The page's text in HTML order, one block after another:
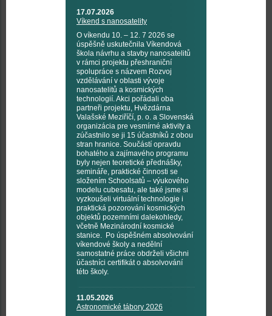
17.07.2026
Víkend s nanosatelity
O víkendu 10. – 12. 7 2026 se
úspěšně uskutečnila Víkendová
škola návrhu a stavby nanosatelitů
v rámci projektu přeshraniční
spolupráce s názvem Rozvoj
vzdělávání v oblasti vývoje
nanosatelitů a kosmických
technologií. Akci pořádali oba
partneři projektu, Hvězdárna
Valašské Meziříčí, p. o. a Slovenská
organizácia pre vesmírné aktivity a
zúčastnilo se ji 15 účastníků z obou
stran hranice. Součástí opravdu
bohatého a zajímavého programu
byly nejen teoretické přednášky,
semináře, praktické činnosti se
složením Schoolsatů – výukového
modelu cubesatu, ale také jsme si
vyzkoušeli virtuální technologie i
praktická pozorování kosmických
objektů pozemními dalekohledy,
včetně Mezinárodní kosmické
stanice. Po úspěšném absolvování
víkendové školy a nedělní
samostatné práce obdrželi všichni
účastníci certifikát o absolvování
této školy.
11.05.2026
Astronomické tábory 2026